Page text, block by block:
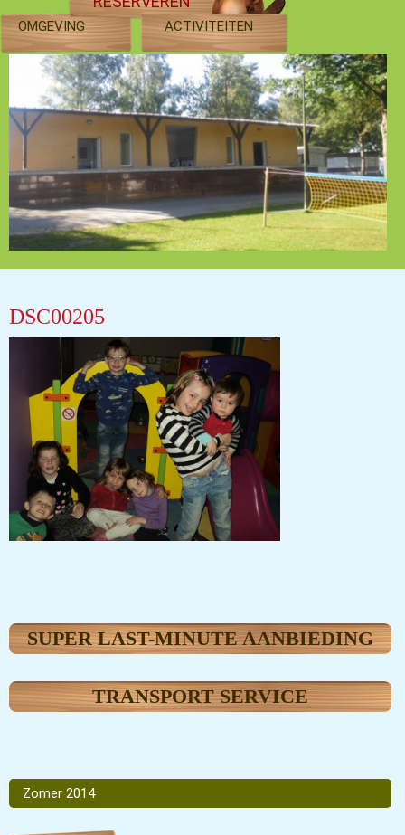
OMGEVING ACTIVITEITEN
DSC00205
SUPER LAST-MINUTE AANBIEDING
TRANSPORT SERVICE
Zomer 2014